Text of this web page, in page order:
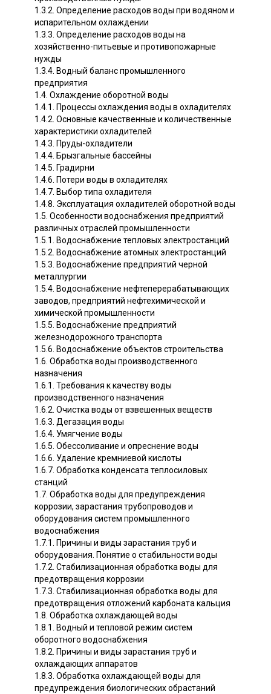
1.3.2. Определение расходов воды при водяном и
испарительном охлаждении
1.3.3. Определение расходов воды на
хозяйственно-питьевые и противопожарные
нужды
1.3.4. Водный баланс промышленного
предприятия
1.4. Охлаждение оборотной воды
1.4.1. Процессы охлаждения воды в охладителях
1.4.2. Основные качественные и количественные
характеристики охладителей
1.4.3. Пруды-охладители
1.4.4. Брызгальные бассейны
1.4.5. Градирни
1.4.6. Потери воды в охладителях
1.4.7. Выбор типа охладителя
1.4.8. Эксплуатация охладителей оборотной воды
1.5. Особенности водоснабжения предприятий
различных отраслей промышленности
1.5.1. Водоснабжение тепловых электростанций
1.5.2. Водоснабжение атомных электростанций
1.5.3. Водоснабжение предприятий черной
металлургии
1.5.4. Водоснабжение нефтеперерабатывающих
заводов, предприятий нефтехимической и
химической промышленности
1.5.5. Водоснабжение предприятий
железнодорожного транспорта
1.5.6. Водоснабжение объектов строительства
1.6. Обработка воды производственного
назначения
1.6.1. Требования к качеству воды
производственного назначения
1.6.2. Очистка воды от взвешенных веществ
1.6.3. Дегазация воды
1.6.4. Умягчение воды
1.6.5. Обессоливание и опреснение воды
1.6.6. Удаление кремниевой кислоты
1.6.7. Обработка конденсата теплосиловых
станций
1.7. Обработка воды для предупреждения
коррозии, зарастания трубопроводов и
оборудования систем промышленного
водоснабжения
1.7.1. Причины и виды зарастания труб и
оборудования. Понятие о стабильности воды
1.7.2. Стабилизационная обработка воды для
предотвращения коррозии
1.7.3. Стабилизационная обработка воды для
предотвращения отложений карбоната кальция
1.8. Обработка охлаждающей воды
1.8.1. Водный и тепловой режим систем
оборотного водоснабжения
1.8.2. Причины и виды зарастания труб и
охлаждающих аппаратов
1.8.3. Обработка охлаждающей воды для
предупреждения биологических обрастаний